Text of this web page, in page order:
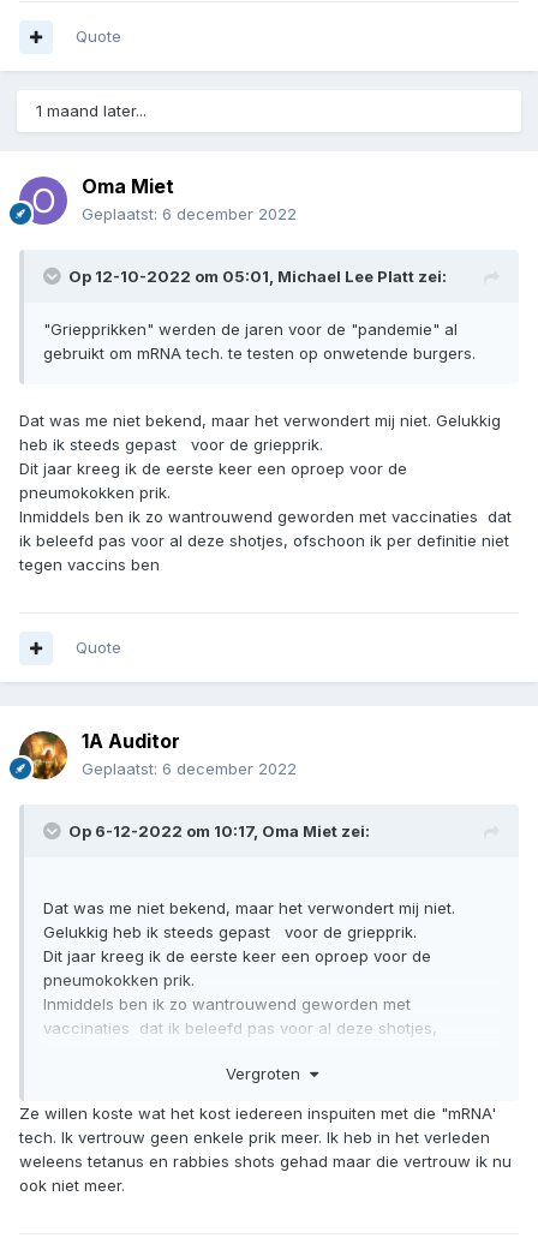
Quote
1 maand later...
Oma Miet
Geplaatst: 6 december 2022
Op 12-10-2022 om 05:01, Michael Lee Platt zei:
"Griepprikken" werden de jaren voor de "pandemie" al
gebruikt om mRNA tech. te testen op onwetende burgers.
Dat was me niet bekend, maar het verwondert mij niet. Gelukkig
heb ik steeds gepast voor de griepprik.
Dit jaar kreeg ik de eerste keer een oproep voor de
pneumokokken prik.
Inmiddels ben ik zo wantrouwend geworden met vaccinaties dat
ik beleefd pas voor al deze shotjes, ofschoon ik per definitie niet
tegen vaccins ben
Quote
1A Auditor
Geplaatst: 6 december 2022
Op 6-12-2022 om 10:17, Oma Miet zei:
Dat was me niet bekend, maar het verwondert mij niet.
Gelukkig heb ik steeds gepast voor de griepprik.
Dit jaar kreeg ik de eerste keer een oproep voor de
pneumokokken prik.
Inmiddels ben ik zo wantrouwend geworden met
vaccinaties dat ik beleefd pas voor al deze shotjes,
Vergroten
Ze willen koste wat het kost iedereen inspuiten met die "mRNA'
tech. Ik vertrouw geen enkele prik meer. Ik heb in het verleden
weleens tetanus en rabbies shots gehad maar die vertrouw ik nu
ook niet meer.